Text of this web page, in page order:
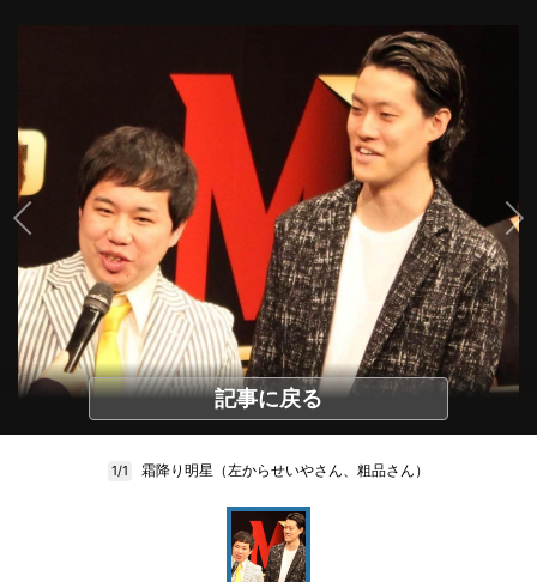
記事に戻る
1/1 霜降り明星（左からせいやさん、粗品さん）